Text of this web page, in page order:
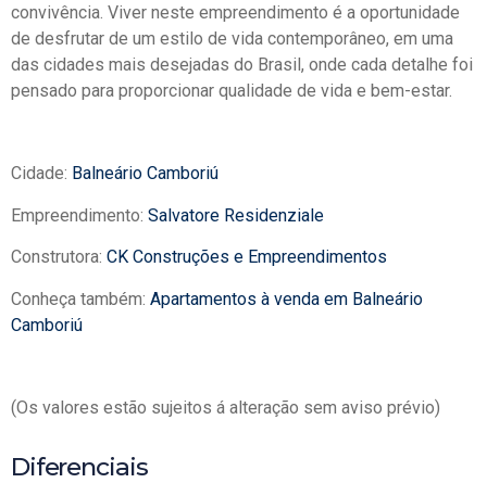
convivência. Viver neste empreendimento é a oportunidade
de desfrutar de um estilo de vida contemporâneo, em uma
das cidades mais desejadas do Brasil, onde cada detalhe foi
pensado para proporcionar qualidade de vida e bem-estar.
Cidade: Balneário Camboriú
Empreendimento: Salvatore Residenziale
Construtora: CK Construções e Empreendimentos
Conheça também: Apartamentos à venda em Balneário
Camboriú
(Os valores estão sujeitos á alteração sem aviso prévio)
Diferenciais